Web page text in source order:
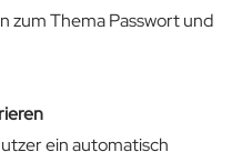
zum Thema Passwort und
ein automatisch